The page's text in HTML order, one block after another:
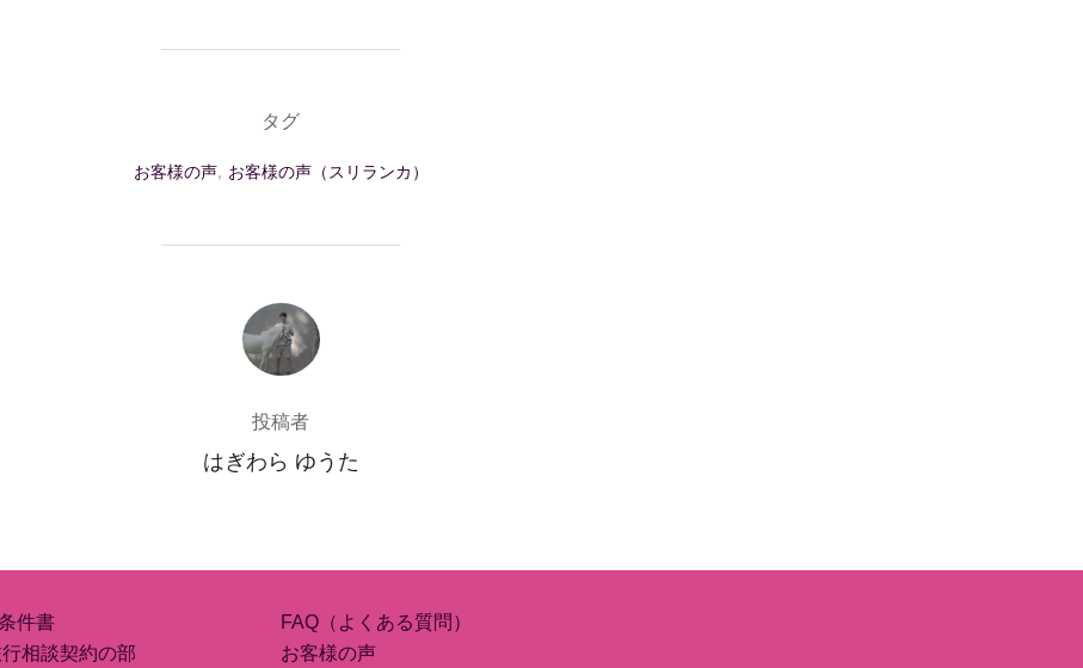
タグ
お客様の声, お客様の声（スリランカ）
投稿者
投稿者
はぎわら ゆうた
件書
相談契約の部
FAQ（よくある質問）
お客様の声